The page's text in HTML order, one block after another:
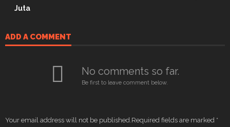
Juta
ADD A COMMENT
No comments so far.
Be first to leave comment below.
Your email address will not be published.Required fields are marked *